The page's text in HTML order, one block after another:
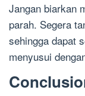
Jangan biarkan
parah. Segera
sehingga dapat
menyusui